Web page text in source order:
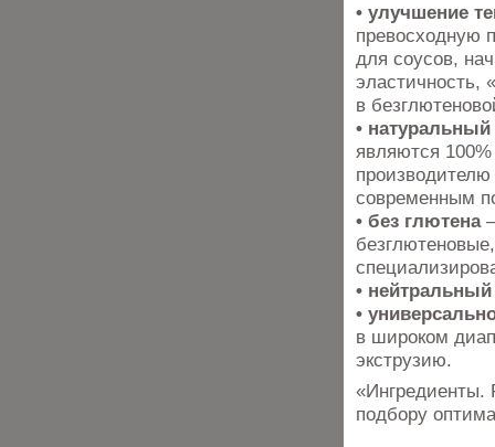
• улучшение
превосходную
для соусов,
эластичность,
в
•
являются
производителю
современным
• без глютена–
•
•
в широком
экструзию.
«Ингредиенты.
подбору